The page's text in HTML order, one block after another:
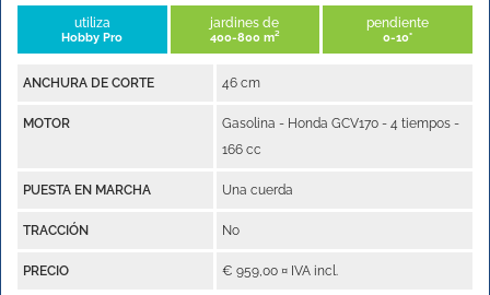
utiliza
Hobby Pro
jardines de
400-800 m²
pendiente
0-10°
ANCHURA DE CORTE 46 cm
MOTOR
Gasolina - Honda GCV170 - 4 tiempos -
166 cc
PUESTA EN MARCHA Una cuerda
TRACCIÓN No
PRECIO € 959,00 ¤ IVA incl.